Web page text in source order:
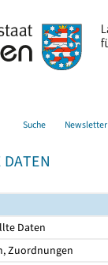
Suche Newsletter
DATEN
Daten
Zuordnungen